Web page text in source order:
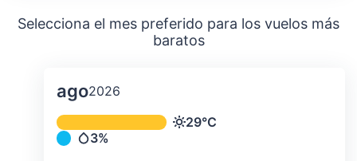
Selecciona el mes preferido para los vuelos más
baratos
ago2026
Temperatura y precipitación media
Temperatura
29°C
Precipitación
3%